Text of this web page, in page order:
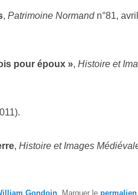
, Patrimoine Normandn°81,
pour époux », Histoire et
, Histoire et Images
Gondoin . Marquer le permalien